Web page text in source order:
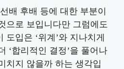
배 후배 등에 대한 부분이
으로 보입니다만 그럼에도
도입은 ‘위계’와 지나치게
‘합리적인 결정’을 풀어나
치지 않을까 하는 생각입